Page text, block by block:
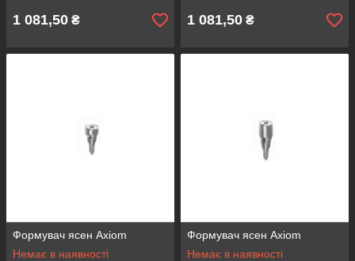
1 081,50 ₴ 1 081,50 ₴
Формувач ясен Axiom
Немає в наявності
Формувач ясен Axiom
Немає в наявності